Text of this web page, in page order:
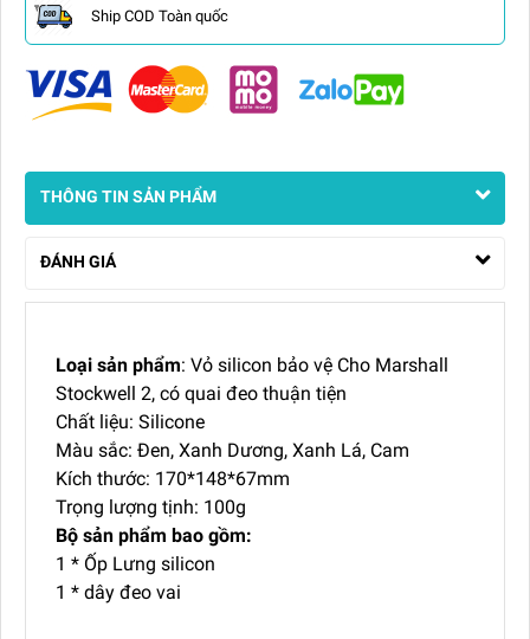
Ship COD Toàn quốc
THÔNG TIN SẢN PHẨM
ĐÁNH GIÁ
Loại sản phẩm: Vỏ silicon bảo vệ Cho Marshall
Stockwell 2, có quai đeo thuận tiện
Chất liệu: Silicone
Màu sắc: Đen, Xanh Dương, Xanh Lá, Cam
Kích thước: 170*148*67mm
Trọng lượng tịnh: 100g
Bộ sản phẩm bao gồm:
1 * Ốp Lưng silicon
1 * dây đeo vai